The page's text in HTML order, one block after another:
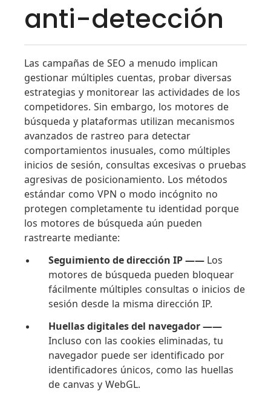
anti-detección
Las campañas de SEO a menudo implican
gestionar múltiples cuentas, probar diversas
estrategias y monitorear las actividades de los
competidores. Sin embargo, los motores de
búsqueda y plataformas utilizan mecanismos
avanzados de rastreo para detectar
comportamientos inusuales, como múltiples
inicios de sesión, consultas excesivas o pruebas
agresivas de posicionamiento. Los métodos
estándar como VPN o modo incógnito no
protegen completamente tu identidad porque
los motores de búsqueda aún pueden
rastrearte mediante:
Seguimiento de dirección IP —— Los
motores de búsqueda pueden bloquear
fácilmente múltiples consultas o inicios de
sesión desde la misma dirección IP.
Huellas digitales del navegador ——
Incluso con las cookies eliminadas, tu
navegador puede ser identificado por
identificadores únicos, como las huellas
de canvas y WebGL.